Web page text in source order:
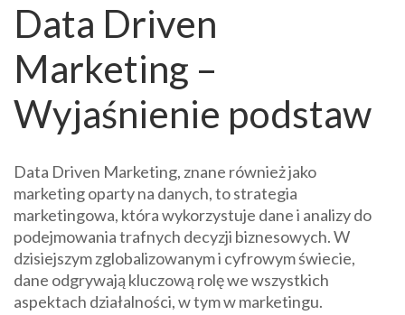
Data Driven
Marketing –
Wyjaśnienie podstaw
Data Driven Marketing, znane również jako
marketing oparty na danych, to strategia
marketingowa, która wykorzystuje dane i analizy do
podejmowania trafnych decyzji biznesowych. W
dzisiejszym zglobalizowanym i cyfrowym świecie,
dane odgrywają kluczową rolę we wszystkich
aspektach działalności, w tym w marketingu.